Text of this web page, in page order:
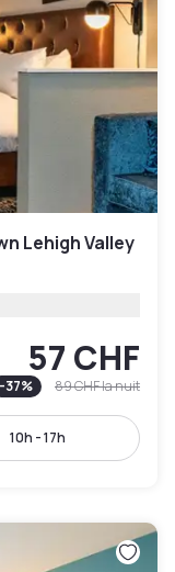
Lehigh Valley
57 CHF
-37% 89 CHFla nuit
10h - 17h